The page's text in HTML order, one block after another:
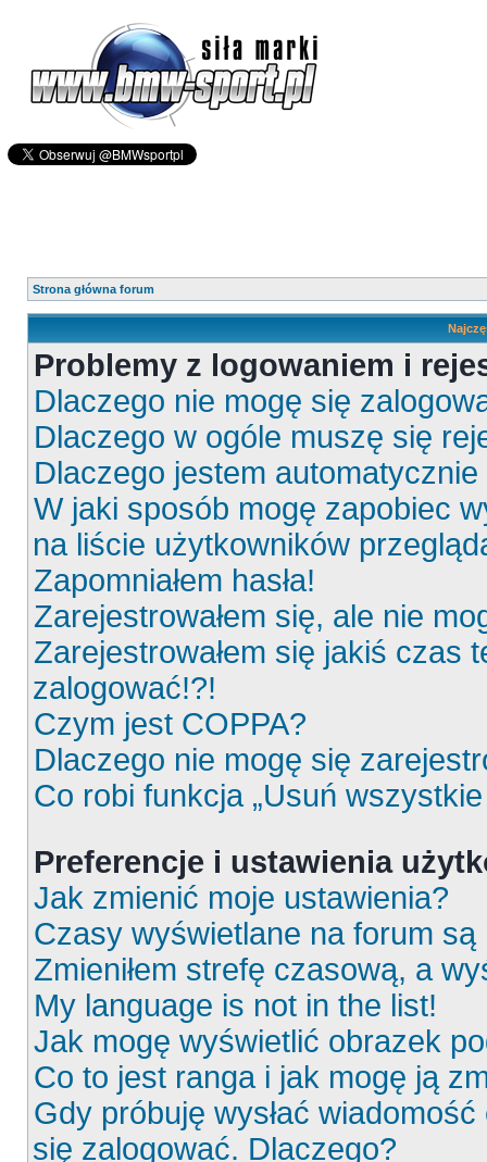
Strona główna forum
Problemy z logowaniem i
Dlaczego nie mogę się
Dlaczego w ogóle muszę się
Dlaczego jestem
W jaki sposób mogę zapobiec
na liście użytkowników
Zapomniałem hasła!
Zarejestrowałem się, ale nie
Zarejestrowałem się jakiś czas
zalogować!?!
Czym jest COPPA?
Dlaczego nie mogę się
Co robi funkcja „Usuń
Preferencje i ustawienia
Jak zmienić moje ustawienia?
Czasy wyświetlane na forum są
Zmieniłem strefę czasową, a
My language is not in the list!
Jak mogę wyświetlić obrazek
Co to jest ranga i jak mogę ją
Gdy próbuję wysłać
się zalogować. Dlaczego?